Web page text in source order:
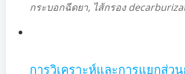
กระบอกฉีดยา, ไส้กรอง
การวิเคราะห์และการแยกส่ว